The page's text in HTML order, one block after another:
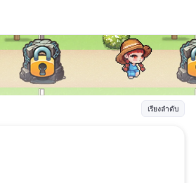
เรียงลำดับ